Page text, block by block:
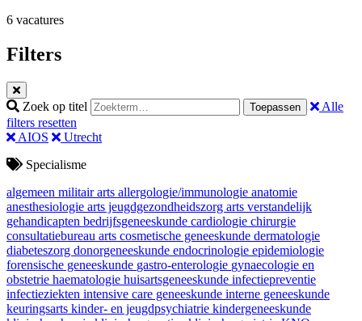
6 vacatures
Filters
Zoek op titel Toepassen
Alle
filters resetten
AIOS
Utrecht
Specialisme
algemeen militair arts allergologie/immunologie anatomie
anesthesiologie arts jeugdgezondheidszorg arts verstandelijk
gehandicapten bedrijfsgeneeskunde cardiologie chirurgie
consultatiebureau arts cosmetische geneeskunde dermatologie
diabeteszorg donorgeneeskunde endocrinologie epidemiologie
forensische geneeskunde gastro-enterologie gynaecologie en
obstetrie haematologie huisartsgeneeskunde infectiepreventie
infectieziekten intensive care geneeskunde interne geneeskunde
keuringsarts kinder- en jeugdpsychiatrie kindergeneeskunde